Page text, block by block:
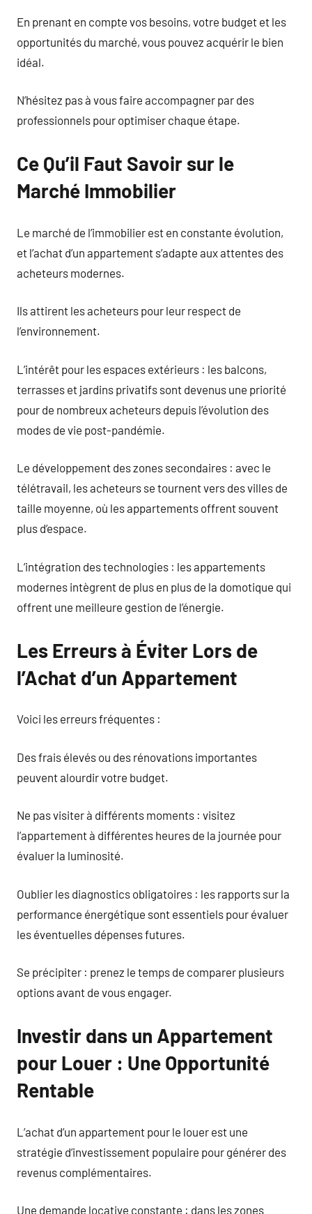
En prenant en compte vos besoins, votre budget et les
opportunités du marché, vous pouvez acquérir le bien
idéal.
N’hésitez pas à vous faire accompagner par des
professionnels pour optimiser chaque étape.
Ce Qu’il Faut Savoir sur le
Marché Immobilier
Le marché de l’immobilier est en constante évolution,
et l’achat d’un appartement s’adapte aux attentes des
acheteurs modernes.
Ils attirent les acheteurs pour leur respect de
l’environnement.
L’intérêt pour les espaces extérieurs : les balcons,
terrasses et jardins privatifs sont devenus une priorité
pour de nombreux acheteurs depuis l’évolution des
modes de vie post-pandémie.
Le développement des zones secondaires : avec le
télétravail, les acheteurs se tournent vers des villes de
taille moyenne, où les appartements offrent souvent
plus d’espace.
L’intégration des technologies : les appartements
modernes intègrent de plus en plus de la domotique qui
offrent une meilleure gestion de l’énergie.
Les Erreurs à Éviter Lors de
l’Achat d’un Appartement
Voici les erreurs fréquentes :
Des frais élevés ou des rénovations importantes
peuvent alourdir votre budget.
Ne pas visiter à différents moments : visitez
l’appartement à différentes heures de la journée pour
évaluer la luminosité.
Oublier les diagnostics obligatoires : les rapports sur la
performance énergétique sont essentiels pour évaluer
les éventuelles dépenses futures.
Se précipiter : prenez le temps de comparer plusieurs
options avant de vous engager.
Investir dans un Appartement
pour Louer : Une Opportunité
Rentable
L’achat d’un appartement pour le louer est une
stratégie d’investissement populaire pour générer des
revenus complémentaires.
Une demande locative constante : dans les zones